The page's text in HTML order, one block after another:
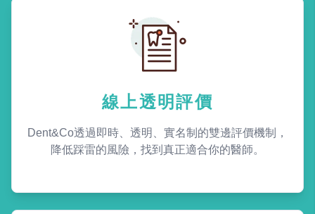
線上透明評價
Dent&Co透過即時、透明、實名制的雙邊評價機制，
降低踩雷的風險，找到真正適合你的醫師。